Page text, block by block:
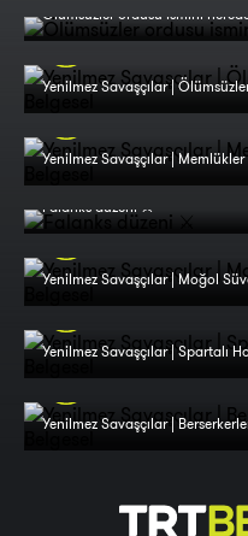
Ölümsüzler ordusu ismini
Yenilmez Savaşçılar |
Yenilmez Savaşçılar | Memlükler
Falanks düzeni ⚔️
Yenilmez Savaşçılar | Moğol
Yenilmez Savaşçılar | Spartalı
Yenilmez Savaşçılar |